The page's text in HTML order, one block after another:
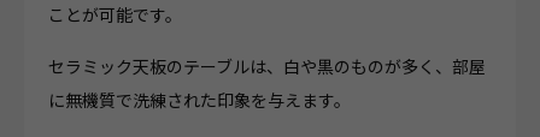
ことが可能です。
セラミック天板のテーブルは、白や黒のものが多く、部屋
に無機質で洗練された印象を与えます。